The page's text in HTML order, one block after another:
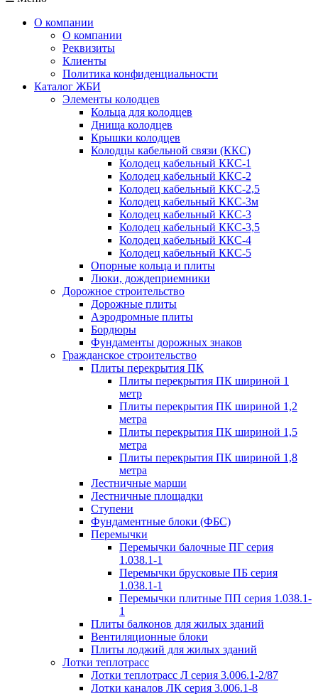
О компании
О компании
Реквизиты
Клиенты
Политика конфиденциальности
Каталог ЖБИ
Элементы колодцев
Кольца для колодцев
Днища колодцев
Крышки колодцев
Колодцы кабельной связи (ККС)
Колодец кабельный ККС-1
Колодец кабельный ККС-2
Колодец кабельный ККС-2,5
Колодец кабельный ККС-3м
Колодец кабельный ККС-3
Колодец кабельный ККС-3,5
Колодец кабельный ККС-4
Колодец кабельный ККС-5
Опорные кольца и плиты
Люки, дождеприемники
Дорожное строительство
Дорожные плиты
Аэродромные плиты
Бордюры
Фундаменты дорожных знаков
Гражданское строительство
Плиты перекрытия ПК
Плиты перекрытия ПК шириной 1
метр
Плиты перекрытия ПК шириной 1,2
метра
Плиты перекрытия ПК шириной 1,5
метра
Плиты перекрытия ПК шириной 1,8
метра
Лестничные марши
Лестничные площадки
Ступени
Фундаментные блоки (ФБС)
Перемычки
Перемычки балочные ПГ серия
1.038.1-1
Перемычки брусковые ПБ серия
1.038.1-1
Перемычки плитные ПП серия 1.038.1-
1
Плиты балконов для жилых зданий
Вентиляционные блоки
Плиты лоджий для жилых зданий
Лотки теплотрасс
Лотки теплотрасс Л серия 3.006.1-2/87
Лотки каналов ЛК серия 3.006.1-8